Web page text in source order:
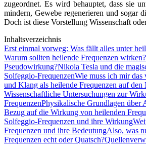
zugeordnet. Es wird behauptet, dass sie
mindern, Gewebe regenerieren und sogar
Doch ist diese Vorstellung Wissenschaft
Inhaltsverzeichnis
Erst einmal vorweg: Was fällt alles unter
Warum sollten heilende Frequenzen
Pseudowirkung?Nikola Tesla und die
Solfeggio-FrequenzenWie muss ich mir das
und Klang als heilende Frequenzen auf
Wissenschaftliche Untersuchungen zur
FrequenzenPhysikalische Grundlagen über
Bezug auf die Wirkung von heilenden
Solfeggio-Frequenzen und ihre Wirkung
Frequenzen und ihre BedeutungAlso, was
Frequenzen echt oder Quatsch?